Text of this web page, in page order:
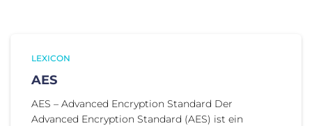
LEXICON
AES
AES – Advanced Encryption Standard Der
Advanced Encryption Standard (AES) ist ein